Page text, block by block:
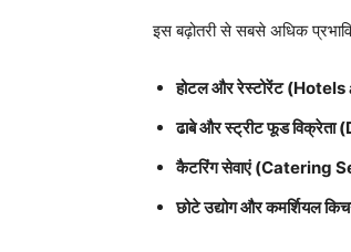
इस बढ़ोतरी से सबसे अधिक
होटल और रेस्टोरेंट
ढाबे और स्ट्रीट फूड
कैटरिंग सेवाएं (Catering
छोटे उद्योग और